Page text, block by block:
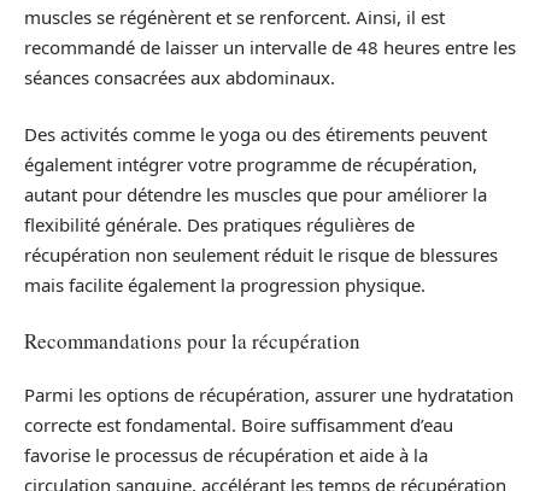
muscles se régénèrent et se renforcent. Ainsi, il est
recommandé de laisser un intervalle de 48 heures entre les
séances consacrées aux abdominaux.
Des activités comme le yoga ou des étirements peuvent
également intégrer votre programme de récupération,
autant pour détendre les muscles que pour améliorer la
flexibilité générale. Des pratiques régulières de
récupération non seulement réduit le risque de blessures
mais facilite également la progression physique.
Recommandations pour la récupération
Parmi les options de récupération, assurer une hydratation
correcte est fondamental. Boire suffisamment d’eau
favorise le processus de récupération et aide à la
circulation sanguine, accélérant les temps de récupération